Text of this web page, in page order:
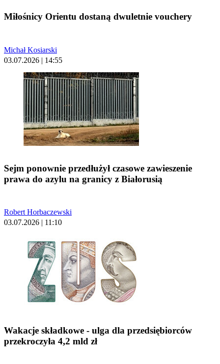
Miłośnicy Orientu dostaną dwuletnie vouchery
Michał Kosiarski
03.07.2026 | 14:55
Sejm ponownie przedłużył czasowe zawieszenie
prawa do azylu na granicy z Białorusią
Robert Horbaczewski
03.07.2026 | 11:10
Wakacje składkowe - ulga dla przedsiębiorców
przekroczyła 4,2 mld zł